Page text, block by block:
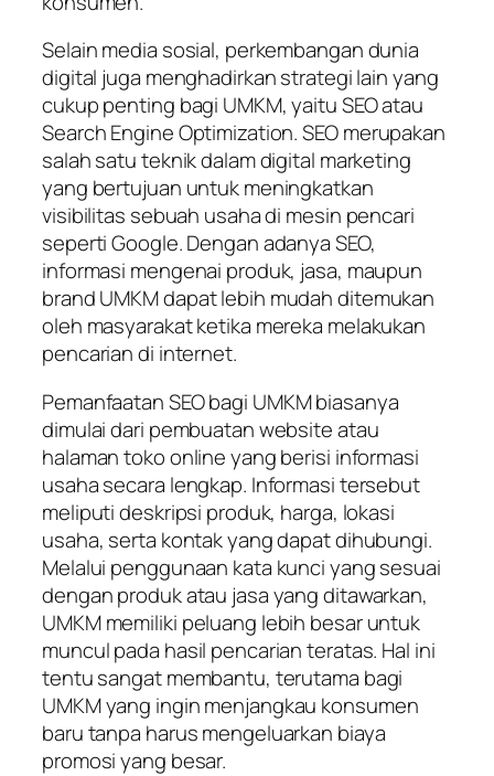
Selain media sosial, perkembangan dunia
digital juga menghadirkan strategi lain yang
cukup penting bagi UMKM, yaitu SEO atau
Search Engine Optimization. SEO merupakan
salah satu teknik dalam digital marketing
yang bertujuan untuk meningkatkan
visibilitas sebuah usaha di mesin pencari
seperti Google. Dengan adanya SEO,
informasi mengenai produk, jasa, maupun
brand UMKM dapat lebih mudah ditemukan
oleh masyarakat ketika mereka melakukan
pencarian di internet.
Pemanfaatan SEO bagi UMKM biasanya
dimulai dari pembuatan website atau
halaman toko online yang berisi informasi
usaha secara lengkap. Informasi tersebut
meliputi deskripsi produk, harga, lokasi
usaha, serta kontak yang dapat dihubungi.
Melalui penggunaan kata kunci yang sesuai
dengan produk atau jasa yang ditawarkan,
UMKM memiliki peluang lebih besar untuk
muncul pada hasil pencarian teratas. Hal ini
tentu sangat membantu, terutama bagi
UMKM yang ingin menjangkau konsumen
baru tanpa harus mengeluarkan biaya
promosi yang besar.